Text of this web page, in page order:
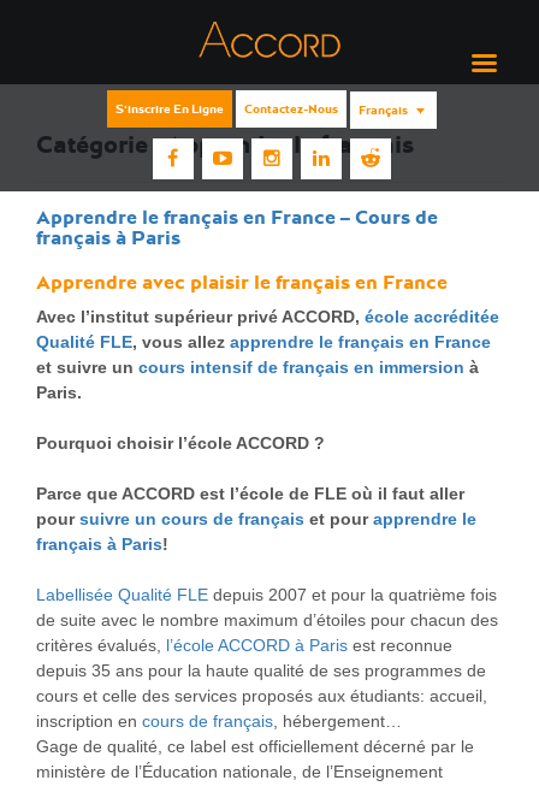
S'inscrire En Ligne Contactez-Nous Français
Catégorie :Apprendre le français
Apprendre le français en France – Cours de
français à Paris
Apprendre avec plaisir le français en France
Avec l’institut supérieur privé ACCORD, école accréditée
Qualité FLE, vous allez apprendre le français en France
et suivre un cours intensif de français en immersion à
Paris.
Pourquoi choisir l’école ACCORD ?
Parce que ACCORD est l’école de FLE où il faut aller
poursuivre un cours de français et pourapprendre le
français à Paris!
Labellisée Qualité FLE depuis 2007 et pour la quatrième fois
de suite avec le nombre maximum d’étoiles pour chacun des
critères évalués, l’école ACCORD à Paris est reconnue
depuis 35 ans pour la haute qualité de ses programmes de
cours et celle des services proposés aux étudiants: accueil,
inscription en cours de français , hébergement…
Gage de qualité, ce label est officiellement décerné par le
ministère de l’Éducation nationale, de l’Enseignement